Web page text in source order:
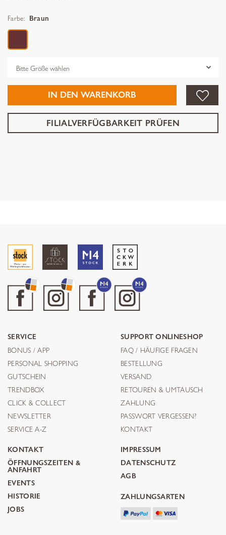
Farbe: Braun
IN DEN WARENKORB
FILIALVERFÜGBARKEIT PRÜFEN
SERVICE
BONUS / APP
PERSONAL SHOPPING
GUTSCHEIN
TRENDBOX
CLICK & COLLECT
NEWSLETTER
SERVICE A-Z
SUPPORT ONLINESHOP
FAQ / HÄUFIGE FRAGEN
BESTELLUNG
VERSAND
RETOUREN & UMTAUSCH
ZAHLUNG
PASSWORT VERGESSEN?
KONTAKT
KONTAKT
ÖFFNUNGSZEITEN &
ANFAHRT
EVENTS
HISTORIE
JOBS
IMPRESSUM
DATENSCHUTZ
AGB
ZAHLUNGSARTEN